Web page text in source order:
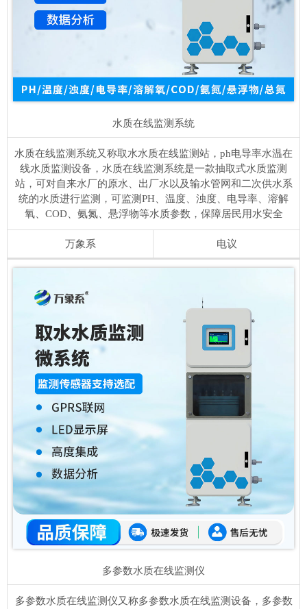
水质在线监测系统
水质在线监测系统又称取水水质在线监测站，ph电导率水温在
线水质监测设备，水质在线监测系统是一款抽取式水质监测
站，可对自来水厂的原水、出厂水以及输水管网和二次供水系
统的水质进行监测，可监测PH、温度、浊度、电导率、溶解
氧、COD、氨氮、悬浮物等水质参数，保障居民用水安全
万象系 电议
多参数水质在线监测仪
多参数水质在线监测仪又称多参数水质在线监测设备，多参数